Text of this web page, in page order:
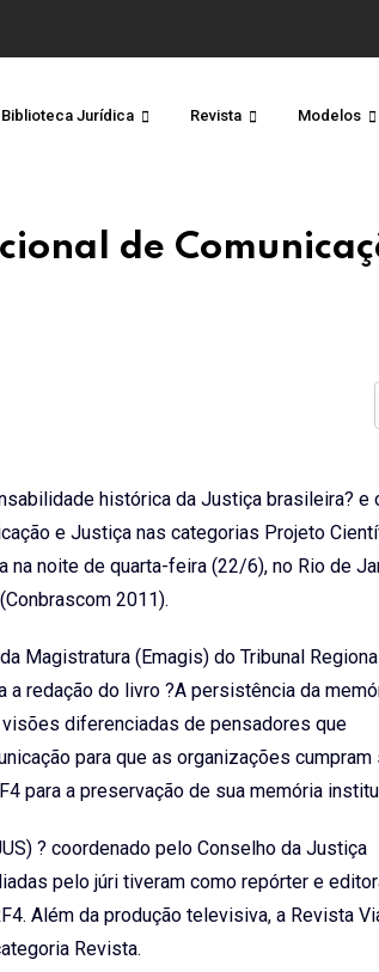
Biblioteca Jurídica Revista Modelos
de
histórica da Justiça brasileira? e
e Justiça nas categorias Projeto
noite de quarta-feira (22/6), no Rio de
2011).
Magistratura (Emagis) do Tribunal
a redação do livro ?A persistência da
diferenciadas de pensadores que
para que as organizações cumpram
para a preservação de sua memória
? coordenado pelo Conselho da Justiça
pelo júri tiveram como repórter e
Além da produção televisiva, a Revista
Revista.